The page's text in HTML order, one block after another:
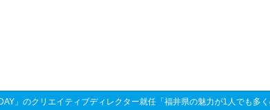
」のクリエイティブディレクター就任「福井県の魅力が1人でも多